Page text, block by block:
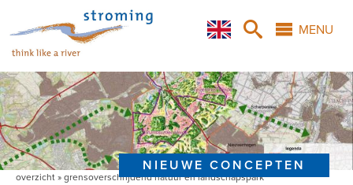
naar
inhoud
gaan
main
search
MENU
X
NIEUWE CONCEPTEN
overzicht grensoverschrijdend natuur en landschapspark